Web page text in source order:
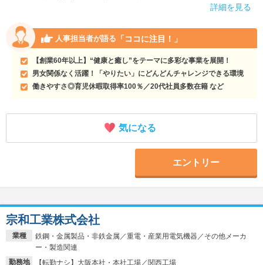
詳細を見る
人事担当者が語る 「ココに注目！」
【創業60年以上】“健康と癒し”をテーマに多彩な事業を展開！
男女関係なく活躍！「やりたい」にどんどんチャレンジできる環境
働きやすさ◎育児休暇取得率100％／20代社員多数在籍 など
気になる
エントリー
業種
鉄鋼・金属製品・非鉄金属／重電・産業用電気機器／その他メーカ
ー・製造関連
勤務地
【転勤ナシ】大阪本社・本社工場／関西工場
宗和工業株式会社